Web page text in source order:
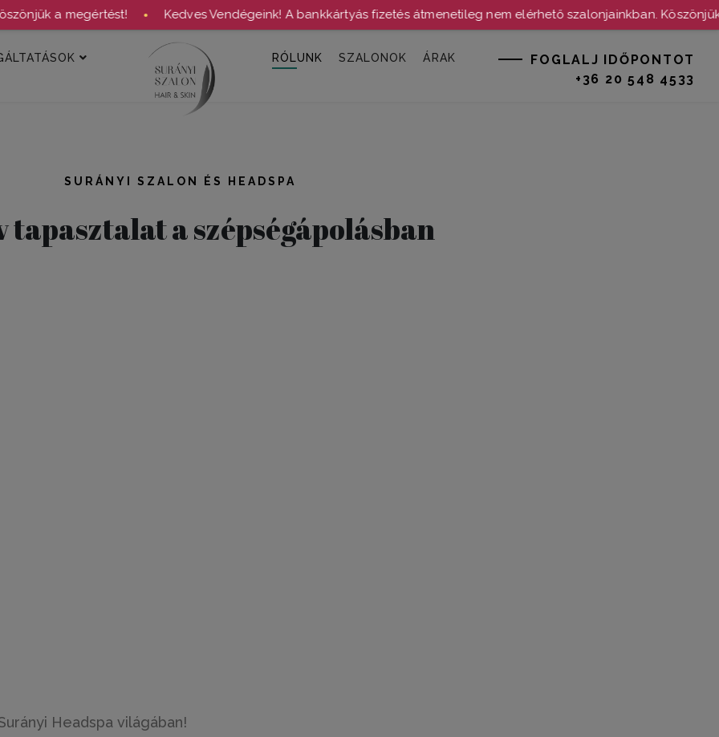
a megértést! ● Kedves Vendégeink! A bankkártyás fizetés átmenetileg nem elérhető szalonjainkban. Köszönjük a
RÓLUNK SZALONOK ÁRAK
FOGLALJ IDŐPONTOT
+36 20 548 4533
SURÁNYI SZALON ÉS HEADSPA
tapasztalat a szépségápolásban
Headspa világában!